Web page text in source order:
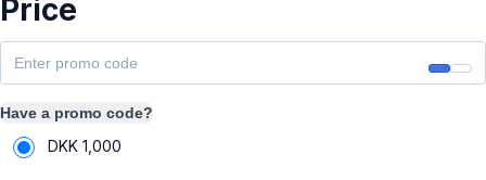
Price
Have a promo code?
DKK 1,000